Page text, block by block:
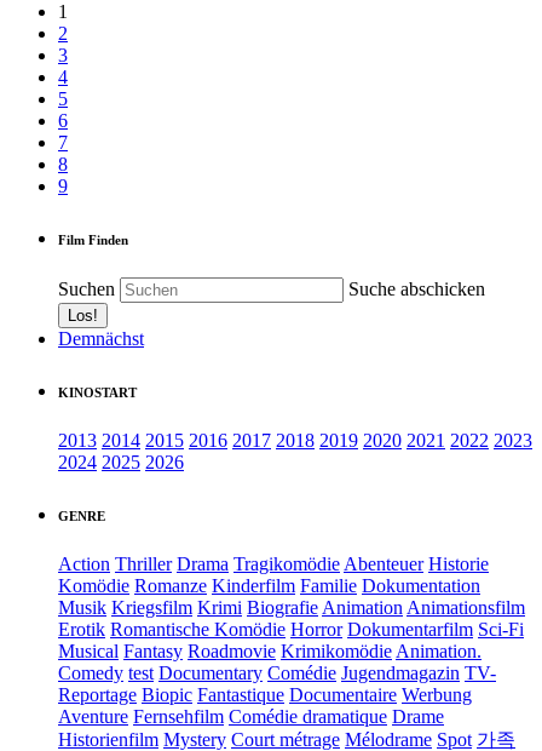
1
2
3
4
5
6
7
8
9
Film Finden
Suchen Suche abschicken
Demnächst
KINOSTART
2013 2014 2015 2016 2017 2018 2019 2020 2021 2022 2023
2024 2025 2026
GENRE
Action Thriller Drama Tragikomödie Abenteuer Historie
Komödie Romanze Kinderfilm Familie Dokumentation
Musik Kriegsfilm Krimi Biografie Animation Animationsfilm
Erotik Romantische Komödie Horror Dokumentarfilm Sci-Fi
Musical Fantasy Roadmovie Krimikomödie Animation.
Comedy test Documentary Comédie Jugendmagazin TV-
Reportage Biopic Fantastique Documentaire Werbung
Aventure Fernsehfilm Comédie dramatique Drame
Historienfilm Mystery Court métrage Mélodrame Spot 가족